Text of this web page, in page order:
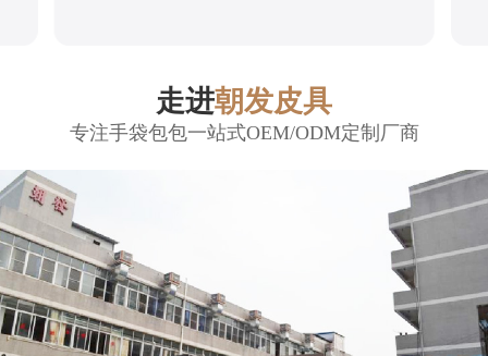
走进朝发皮具
专注手袋包包一站式OEM/ODM定制厂商